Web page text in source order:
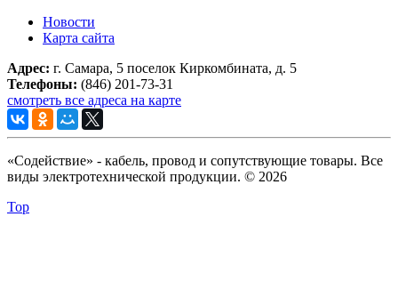
Новости
Карта сайта
Адрес: г. Самара, 5 поселок Киркомбината, д. 5
Телефоны: (846) 201-73-31
смотреть все адреса на карте
«Содействие» - кабель, провод и сопутствующие товары. Все
виды электротехнической продукции. © 2026
Top